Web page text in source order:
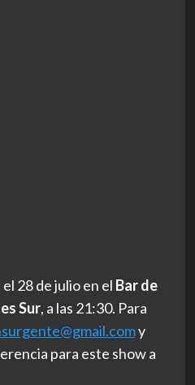
28 de julio en el Bar de
Sur, a las 21:30. Para
y
para este show a